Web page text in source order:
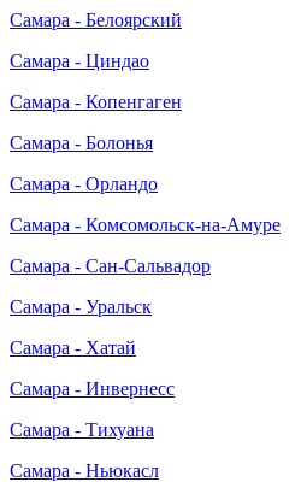
Самара - Белоярский
Самара - Циндао
Самара - Копенгаген
Самара - Болонья
Самара - Орландо
Самара - Комсомольск-на-Амуре
Самара - Сан-Сальвадор
Самара - Уральск
Самара - Хатай
Самара - Инвернесс
Самара - Тихуана
Самара - Ньюкасл